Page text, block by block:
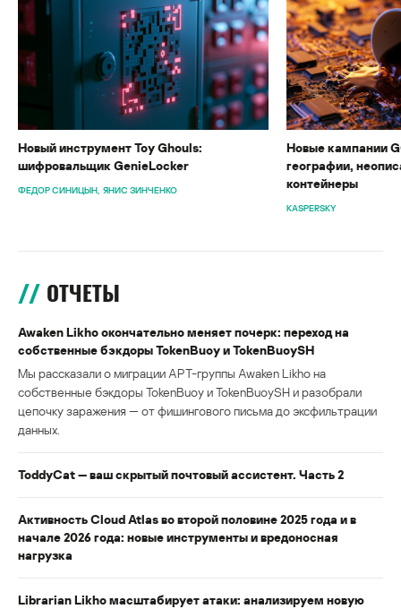
Новый инструмент Toy Ghouls:
шифровальщик GenieLocker
ФЕДОР СИНИЦЫН ЯНИС ЗИНЧЕНКО
Новые кампании
географии,
контейнеры
KASPERSKY
ОТЧЕТЫ
Awaken Likho окончательно меняет почерк: переход на
собственные бэкдоры TokenBuoy и TokenBuoySH
Мы рассказали о миграции APT-группы Awaken Likho на
собственные бэкдоры TokenBuoy и TokenBuoySH и разобрали
цепочку заражения — от фишингового письма до эксфильтрации
данных.
ToddyCat — ваш скрытый почтовый ассистент. Часть 2
Активность Cloud Atlas во второй половине 2025 года и в
начале 2026 года: новые инструменты и вредоносная
нагрузка
Librarian Likho масштабирует атаки: анализируем новую